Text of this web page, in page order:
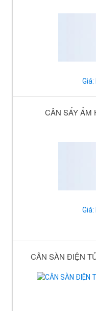
CÂN SẤY ẨM
CÂN SÀN ĐIỆN